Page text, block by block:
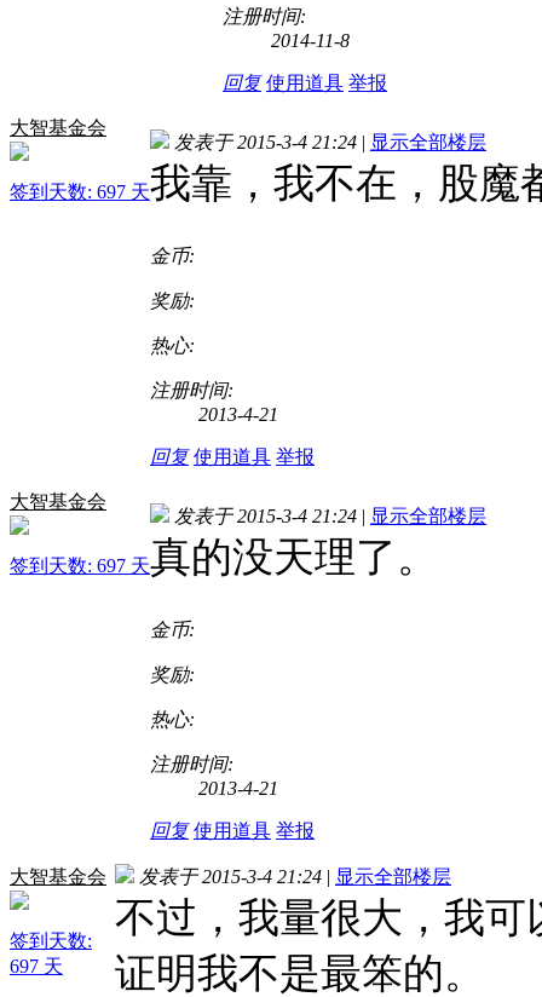
注册时间:
2014-11-8
回复 使用道具 举报
大智基金会
签到天数: 697 天
发表于 2015-3-4 21:24 | 显示全部楼层
我靠，我不在，股魔
金币:
奖励:
热心:
注册时间:
2013-4-21
回复 使用道具 举报
大智基金会
签到天数: 697 天
发表于 2015-3-4 21:24 | 显示全部楼层
真的没天理了。
金币:
奖励:
热心:
注册时间:
2013-4-21
回复 使用道具 举报
大智基金会
签到天数:
697 天
发表于 2015-3-4 21:24 | 显示全部楼层
不过，我量很大，我
证明我不是最笨的。